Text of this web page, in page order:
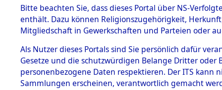
BESTÄNDE
1.
mente
5. Verschiedenes
5.3
Todesmärsche
Bitte beachten Sie, dass dieses Portal über NS-
enthält. Dazu können Religionszugehörigkeit,
Mitgliedschaft in Gewerkschaften und Parteien oder
Als Nutzer dieses Portals sind Sie persönlich dafür
Gesetze und die schutzwürdigen Belange Dritter
personenbezogene Daten respektieren. Der ITS
Sammlungen erscheinen, verantwortlich gemacht